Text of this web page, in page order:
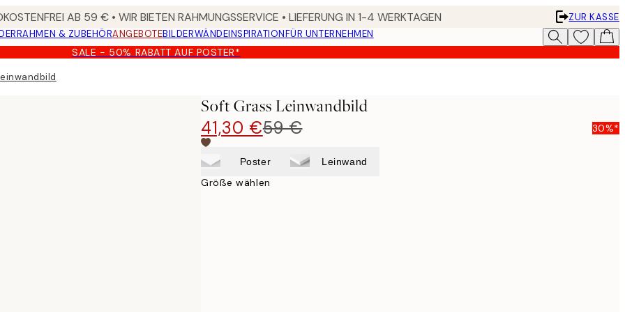
AB 59 € • WIR BIETEN RAHMUNGSSERVICE • LIEFERUNG IN 1-4 WERKTAGEN
ZUR KASSE
RAHMEN & ZUBEHÖRANGEBOTEBILDERWÄNDEINSPIRATIONFÜR UNTERNEHMEN
SALE - 50% RABATT AUF POSTER*
Soft Grass Leinwandbild
41,30 €59 € 30%*
Poster Leinwand
Größe wählen